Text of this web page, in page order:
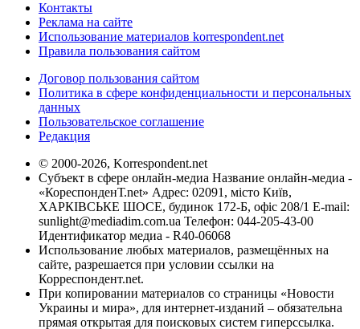
Контакты
Реклама на сайте
Использование материалов korrespondent.net
Правила пользования сайтом
Договор пользования сайтом
Политика в сфере конфиденциальности и персональных
данных
Пользовательское соглашение
Редакция
© 2000-2026, Korrespondent.net
Субъект в сфере онлайн-медиа Название онлайн-медиа -
«КореспонденТ.net» Адрес: 02091, місто Київ,
ХАРКІВСЬКЕ ШОСЕ, будинок 172-Б, офіс 208/1 E-mail:
sunlight@mediadim.com.ua Телефон: 044-205-43-00
Идентификатор медиа - R40-06068
Использование любых материалов, размещённых на
сайте, разрешается при условии ссылки на
Корреспондент.net.
При копировании материалов со страницы «Новости
Украины и мира», для интернет-изданий – обязательна
прямая открытая для поисковых систем гиперссылка.